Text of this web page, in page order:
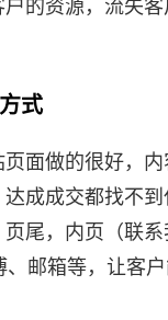
式
面做的很好，
成成交都找不
尾，内页（联
邮箱等，让客